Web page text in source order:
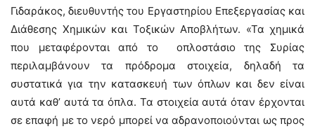
Γιδαράκος, διευθυντής του Εργαστηρίου Επεξεργασίας και
Διάθεσης Χημικών και Τοξικών Αποβλήτων. «Τα χημικά
που μεταφέρονται από το οπλοστάσιο της Συρίας
περιλαμβάνουν τα πρόδρομα στοιχεία, δηλαδή τα
συστατικά για την κατασκευή των όπλων και δεν είναι
αυτά καθ’ αυτά τα όπλα. Τα στοιχεία αυτά όταν έρχονται
σε επαφή με το νερό μπορεί να αδρανοποιούνται ως προς